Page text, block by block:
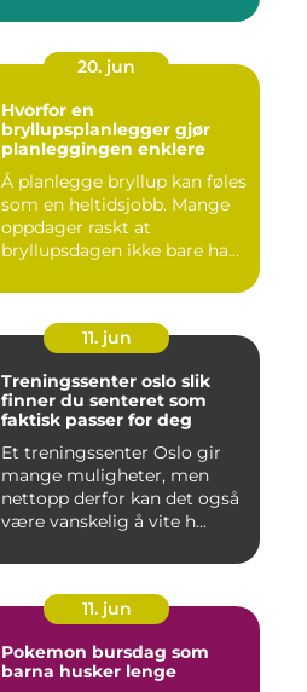
20. jun
Hvorfor en
bryllupsplanlegger gjør
planleggingen enklere
Å planlegge bryllup kan føles
som en heltidsjobb. Mange
oppdager raskt at
bryllupsdagen ikke bare ha...
11. jun
Treningssenter oslo slik
finner du senteret som
faktisk passer for deg
Et treningssenter Oslo gir
mange muligheter, men
nettopp derfor kan det også
være vanskelig å vite h...
11. jun
Pokemon bursdag som
barna husker lenge